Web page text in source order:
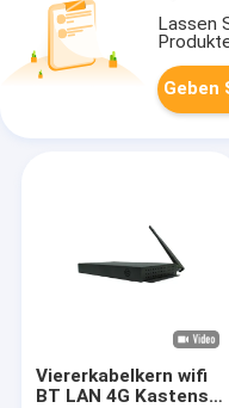
Lassen
Geben
Viererkabelkern wifi
BT LAN 4G Kastens